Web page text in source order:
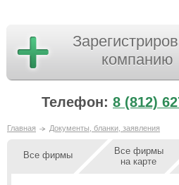
компанию
Телефон: 8 (812)
Главная Документы, бланки, заявления
Все фирмы
Все фирмы
на карте